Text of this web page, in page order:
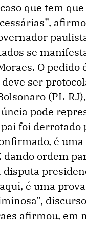
que tem
se
O
ser
(PL-
pode
foi derrotado
é
dando ordem
é uma
afirmou, em